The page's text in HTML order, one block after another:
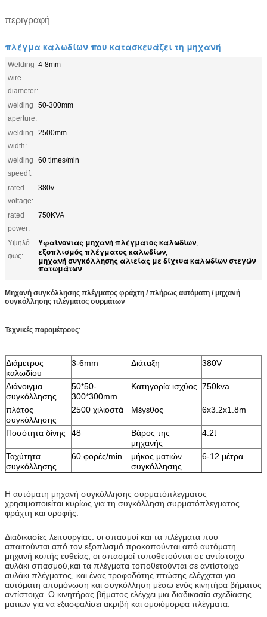
περιγραφή
πλέγμα καλωδίων που κατασκευάζει τη μηχανή
Welding
wire
diameter:
4-8mm
welding
aperture:
50-300mm
welding
width:
2500mm
welding
speedf:
60 times/min
rated
voltage:
380v
rated
power:
750KVA
Υψηλό
φως:
Υφαίνοντας μηχανή πλέγματος καλωδίων,
εξοπλισμός πλέγματος καλωδίων,
μηχανή συγκόλλησης αλιείας με δίχτυα καλωδίων στεγών
πατωμάτων
Μηχανή συγκόλλησης πλέγματος φράχτη / πλήρως αυτόματη / μηχανή
συγκόλλησης πλέγματος συρμάτων
Τεχνικές παραμέτρους:
Διάμετρος
καλωδίου
3-6mm Διάταξη 380V
Διάνοιγμα
συγκόλλησης
50*50-
300*300mm
Κατηγορία ισχύος 750kva
πλάτος
συγκόλλησης
2500 χιλιοστά Μέγεθος 6x3.2x1.8m
Ποσότητα δίνης 48
Βάρος της
μηχανής
4.2t
Ταχύτητα
συγκόλλησης
60 φορές/min
μήκος ματιών
συγκόλλησης
6-12 μέτρα
Η αυτόματη μηχανή συγκόλλησης συρματόπλεγματος
χρησιμοποιείται κυρίως για τη συγκόλληση συρματόπλεγματος
φράχτη και οροφής.
Διαδικασίες λειτουργίας: οι σπασμοί και τα πλέγματα που
απαιτούνται από τον εξοπλισμό προκοπούνται από αυτόματη
μηχανή κοπής ευθείας, οι σπασμοί τοποθετούνται σε αντίστοιχο
αυλάκι σπασμού,και τα πλέγματα τοποθετούνται σε αντίστοιχο
αυλάκι πλέγματος, και ένας τροφοδότης πτώσης ελέγχεται για
αυτόματη απομόνωση και συγκόλληση μέσω ενός κινητήρα βήματος
αντίστοιχα. Ο κινητήρας βήματος ελέγχει μια διαδικασία σχεδίασης
ματιών για να εξασφαλίσει ακριβή και ομοιόμορφα πλέγματα.